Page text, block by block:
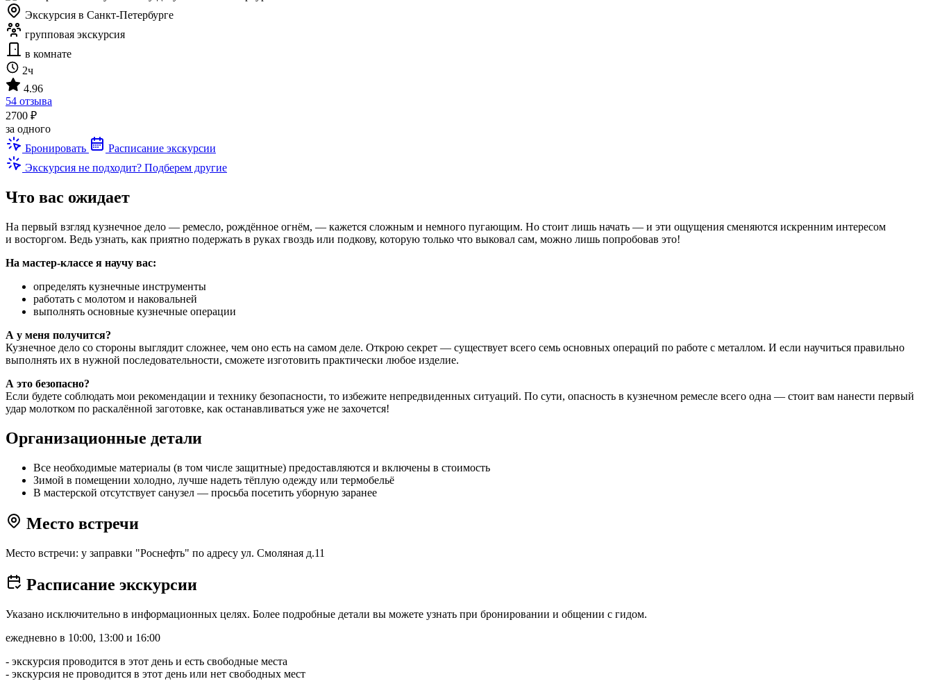
Экскурсия в Санкт-Петербурге
групповая экскурсия
в комнате
2ч
4.96
54 отзыва
2700 ₽
за одного
Бронировать
Расписание экскурсии
Экскурсия не подходит? Подберем другие
Что вас ожидает
На первый взгляд кузнечное дело — ремесло, рождённое огнём, — кажется сложным и немного пугающим. Но стоит лишь начать — и эти ощущения сменяются искренним интересом
и восторгом. Ведь узнать, как приятно подержать в руках гвоздь или подкову, которую только что выковал сам, можно лишь попробовав это!
На мастер-классе я научу вас:
определять кузнечные инструменты
работать с молотом и наковальней
выполнять основные кузнечные операции
А у меня получится?
Кузнечное дело со стороны выглядит сложнее, чем оно есть на самом деле. Открою секрет — существует всего семь основных операций по работе с металлом. И если научиться правильно
выполнять их в нужной последовательности, сможете изготовить практически любое изделие.
А это безопасно?
Если будете соблюдать мои рекомендации и технику безопасности, то избежите непредвиденных ситуаций. По сути, опасность в кузнечном ремесле всего одна — стоит вам нанести первый
удар молотком по раскалённой заготовке, как останавливаться уже не захочется!
Организационные детали
Все необходимые материалы (в том числе защитные) предоставляются и включены в стоимость
Зимой в помещении холодно, лучше надеть тёплую одежду или термобельё
В мастерской отсутствует санузел — просьба посетить уборную заранее
Место встречи
Место встречи: у заправки "Роснефть" по адресу ул. Смоляная д.11
Расписание экскурсии
Указано исключительно в информационных целях. Более подробные детали вы можете узнать при бронировании и общении с гидом.
ежедневно в 10:00, 13:00 и 16:00
- экскурсия проводится в этот день и есть свободные места
- экскурсия не проводится в этот день или нет свободных мест